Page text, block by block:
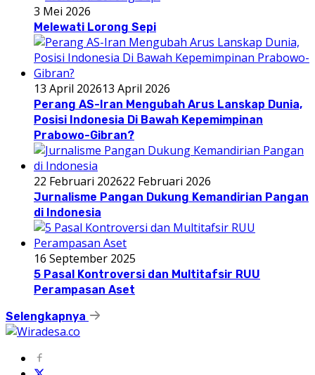
3 Mei 2026
Melewati Lorong Sepi
13 April 202613 April 2026
Perang AS-Iran Mengubah Arus Lanskap Dunia,
Posisi Indonesia Di Bawah Kepemimpinan
Prabowo-Gibran?
22 Februari 202622 Februari 2026
Jurnalisme Pangan Dukung Kemandirian Pangan
di Indonesia
16 September 2025
5 Pasal Kontroversi dan Multitafsir RUU
Perampasan Aset
Selengkapnya